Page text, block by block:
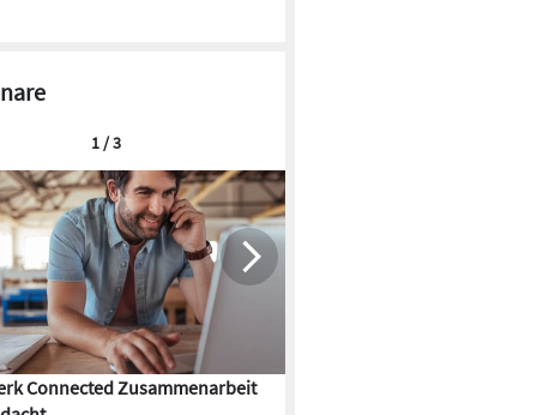
Connected Zusammenarbeit
1 / 3